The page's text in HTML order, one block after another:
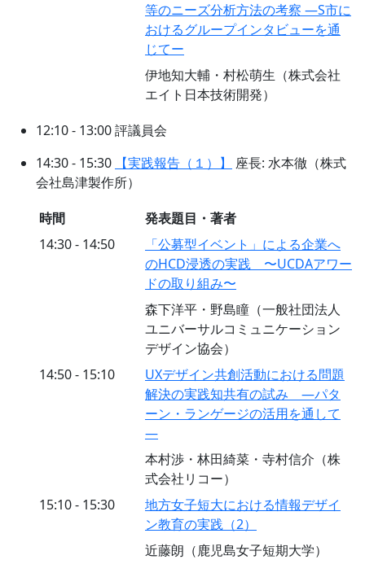
等のニーズ分析方法の考察 ―S市に
おけるグループインタビューを通
じてー
伊地知大輔・村松萌生（株式会社
エイト日本技術開発）
12:10 - 13:00 評議員会
14:30 - 15:30
【実践報告（１）】
座長: 水本徹（株式
会社島津製作所）
時間
発表題目・著者
14:30 - 14:50
「公募型イベント」による企業へ
のHCD浸透の実践 〜UCDAアワー
ドの取り組み〜
森下洋平・野島瞳（一般社団法人
ユニバーサルコミュニケーション
デザイン協会）
14:50 - 15:10
UXデザイン共創活動における問題
解決の実践知共有の試み ―パタ
ーン・ランゲージの活用を通して
―
本村渉・林田綺菜・寺村信介（株
式会社リコー）
15:10 - 15:30
地方女子短大における情報デザイ
ン教育の実践（2）
近藤朗（鹿児島女子短期大学）